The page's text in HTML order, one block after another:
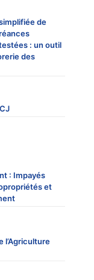
de
: un outil
des
: Impayés
et
l’Agriculture